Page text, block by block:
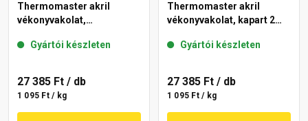
Thermomaster akril
vékonyvakolat,
04-E 25 kg
Gyártói készleten
27 385 Ft / db
1 095 Ft / kg
Thermomaster akril
vékonyvakolat, kapart 2
Gyártói készleten
27 385 Ft / db
1 095 Ft / kg